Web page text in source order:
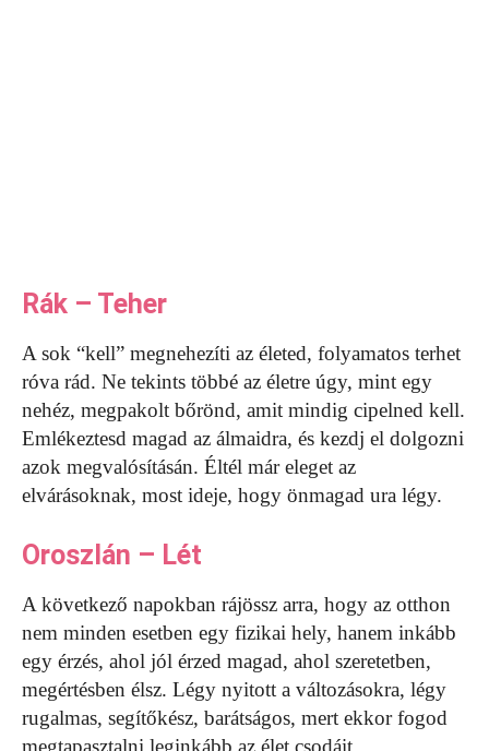
Rák – Teher
A sok “kell” megnehezíti az életed, folyamatos terhet
róva rád. Ne tekints többé az életre úgy, mint egy
nehéz, megpakolt bőrönd, amit mindig cipelned kell.
Emlékeztesd magad az álmaidra, és kezdj el dolgozni
azok megvalósításán. Éltél már eleget az
elvárásoknak, most ideje, hogy önmagad ura légy.
Oroszlán – Lét
A következő napokban rájössz arra, hogy az otthon
nem minden esetben egy fizikai hely, hanem inkább
egy érzés, ahol jól érzed magad, ahol szeretetben,
megértésben élsz. Légy nyitott a változásokra, légy
rugalmas, segítőkész, barátságos, mert ekkor fogod
megtapasztalni leginkább az élet csodáit.